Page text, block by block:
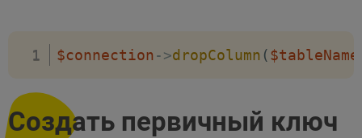
$connection->dropColumn ($tableName
Создать первичный ключ